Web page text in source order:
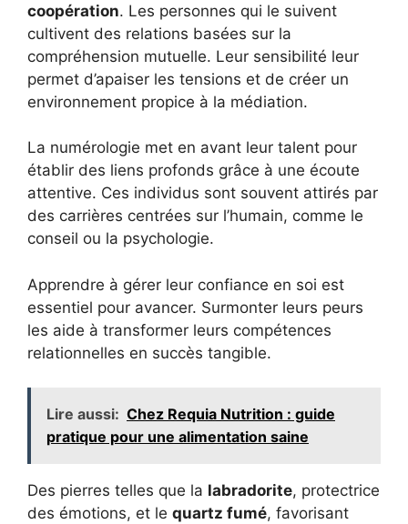
coopération. Les personnes qui le suivent
cultivent des relations basées sur la
compréhension mutuelle. Leur sensibilité leur
permet d’apaiser les tensions et de créer un
environnement propice à la médiation.
La numérologie met en avant leur talent pour
établir des liens profonds grâce à une écoute
attentive. Ces individus sont souvent attirés par
des carrières centrées sur l’humain, comme le
conseil ou la psychologie.
Apprendre à gérer leur confiance en soi est
essentiel pour avancer. Surmonter leurs peurs
les aide à transformer leurs compétences
relationnelles en succès tangible.
Lire aussi: Chez Requia Nutrition : guide
pratique pour une alimentation saine
Des pierres telles que la labradorite, protectrice
des émotions, et le quartz fumé, favorisant